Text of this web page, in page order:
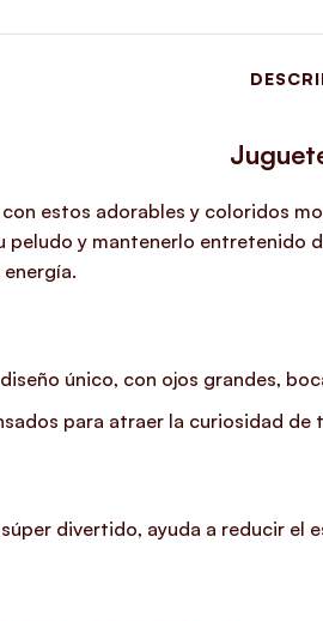
con estos adorables y coloridos
peludo y mantenerlo entretenido
único, con ojos grandes,
para atraer la curiosidad
divertido, ayuda a reducir el